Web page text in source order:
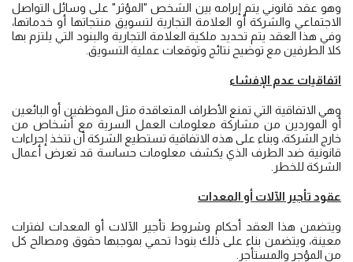
‌وهو عقد قانوني يتم إبرامه بين الشخص "المؤثر" على وسائل التواصل
الاجتماعي والشركة أو العلامة التجارية لتسويق منتجاتها أو خدماتها،
وفي هذا العقد يتم تحديد ملكية العلامة التجارية والبنود التي يلتزم بها
كلا الطرفين مع توضيح نتائج وتوقعات عملية التسويق.
اتفاقيات عدم الإفشاء
وهي الاتفاقية التي تمنع الأطراف المتعاقدة مثل الموظفين أو البائعين
أو الموردين من مشاركة معلومات العمل السرية مع أشخاص من
خارج الشركة، وبناء على هذه الاتفاقية تستطيع الشركة أن تتخذ إجراءات
قانونية ضد الطرف الذي يكشف معلومات حساسة قد تعرض أعمال
الشركة للخطر.
عقود تأجير الآلات أو المعدات
ويتضمن هذا العقد أحكام وشروط تأجير الآلات أو المعدات لفترات
معينة، ويتضمن بناء على ذلك بنودا تحمي بموجبها حقوق ومصالح كل
من المؤجر والمستأجر.